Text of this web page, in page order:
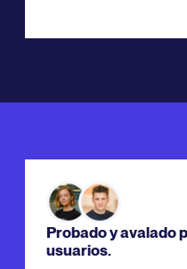
Probado y avalado
usuarios.